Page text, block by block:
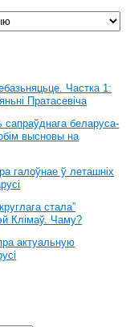
Частка 1:
Пратасевіча
беларуса-
высновы на
галоўнае ў леташніх
стала”
Клімаў. Чаму?
актуальную